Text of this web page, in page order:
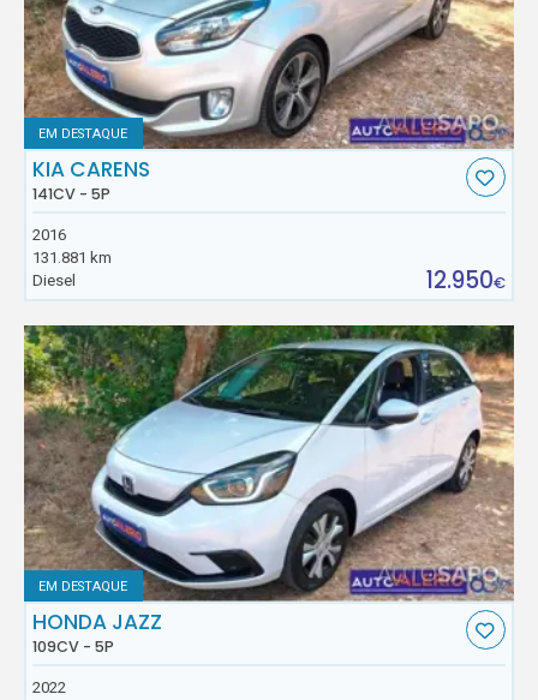
EM DESTAQUE
KIA CARENS
141CV - 5P
2016
131.881 km
Diesel
12.950€
EM DESTAQUE
HONDA JAZZ
109CV - 5P
2022